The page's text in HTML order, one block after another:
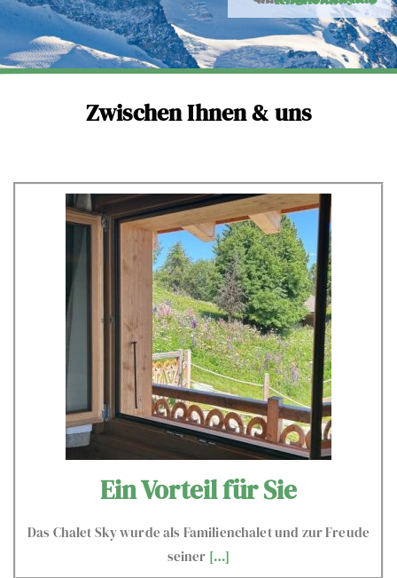
Zwischen Ihnen & uns
Ein Vorteil für Sie
Das Chalet Sky wurde als Familienchalet und zur Freude
seiner […]